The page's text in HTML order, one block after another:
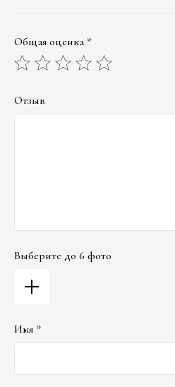
Общая оценка *
Отзыв
Выберите до 6 фото
Имя *